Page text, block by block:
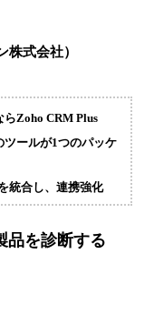
株式会社）
Zoho CRM Plus
ールが1つのパッケ
統合し、連携強化
品を診断する